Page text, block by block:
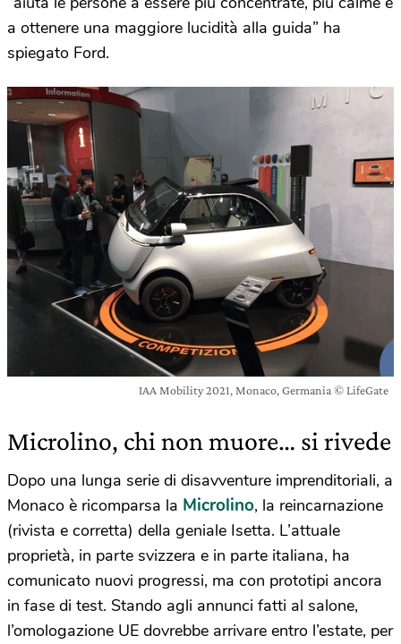
a ottenere una maggiore lucidità alla guida” ha
spiegato Ford.
IAA Mobility 2021, Monaco, Germania © LifeGate
Microlino, chi non muore… si rivede
Dopo una lunga serie di disavventure imprenditoriali, a
Monaco è ricomparsa la Microlino, la reincarnazione
(rivista e corretta) della geniale Isetta. L’attuale
proprietà, in parte svizzera e in parte italiana, ha
comunicato nuovi progressi, ma con prototipi ancora
in fase di test. Stando agli annunci fatti al salone,
l’omologazione UE dovrebbe arrivare entro l’estate, per